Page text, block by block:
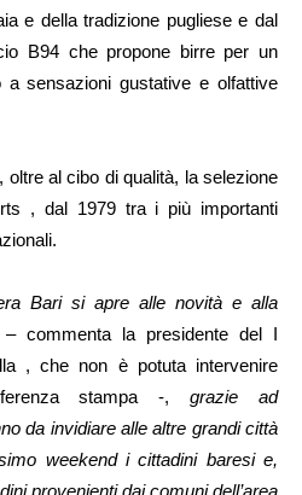
e della tradizione pugliese e dal
B94 che propone birre per un
a sensazioni gustative e olfattive
oltre al cibo di qualità, la selezione
, dal 1979 tra i più importanti
Bari si apre alle novità e alla
– commenta la presidente del I
, che non è potuta intervenire
stampa -,grazie ad
da invidiare alle altre grandi città
weekend i cittadini baresi e,
provenienti dai comuni dell’area